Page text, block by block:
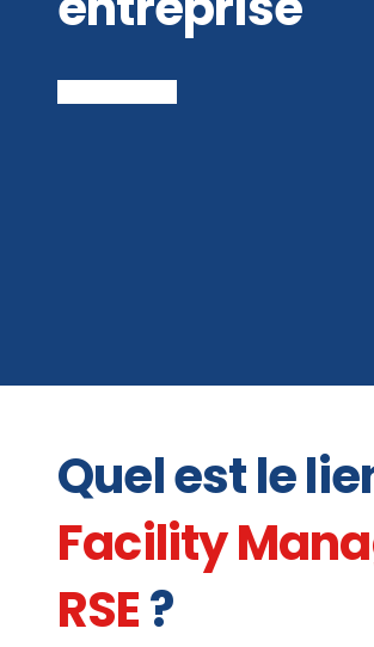
Quel est le
Facility
RSE?